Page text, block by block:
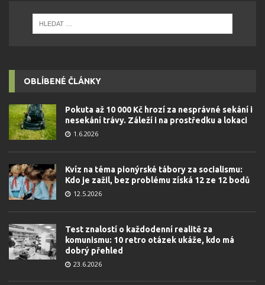
OBLÍBENÉ ČLÁNKY
Pokuta až 10 000 Kč hrozí za nesprávné sekání i
nesekání trávy. Záleží i na prostředku a lokaci
1.6.2026
Kvíz na téma pionýrské tábory za socialismu:
Kdo je zažil, bez problému získá 12 ze 12 bodů
12.5.2026
Test znalostí o každodenní realitě za
komunismu: 10 retro otázek ukáže, kdo má
dobrý přehled
23.6.2026